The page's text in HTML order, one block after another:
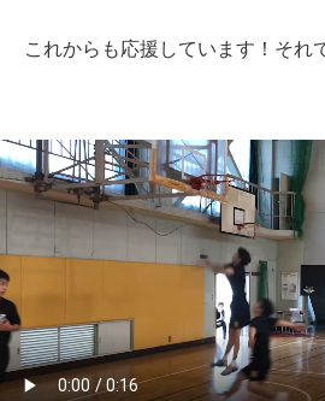
これからも応援しています！それ